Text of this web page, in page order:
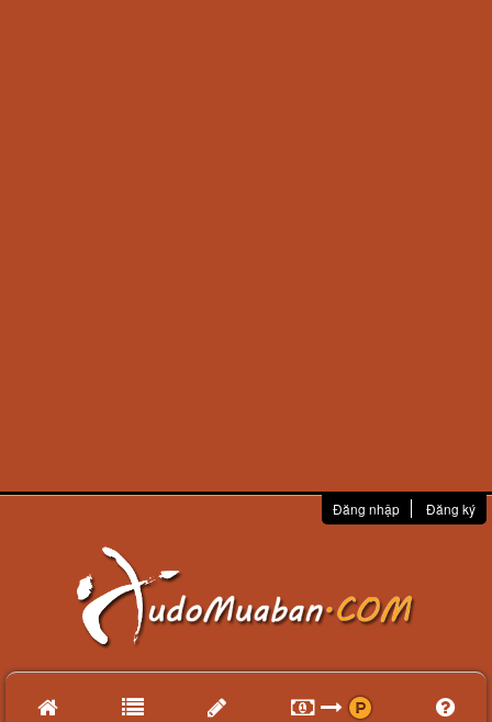
Đăng nhập Đăng ký